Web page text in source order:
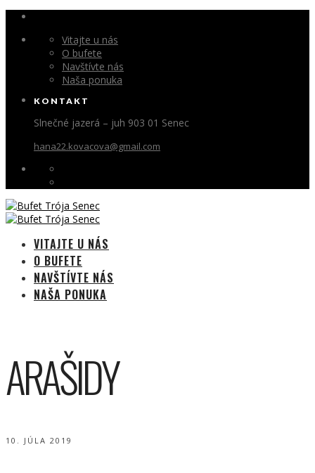
Vitajte u nás
O bufete
Navštívte nás
Naša ponuka
KONTAKT
Slnečné jazerá – juh 903 01 Senec
hana22.kovacova@gmail.com
VITAJTE U NÁS
O BUFETE
NAVŠTÍVTE NÁS
NAŠA PONUKA
ARAŠIDY
10. JÚLA 2019